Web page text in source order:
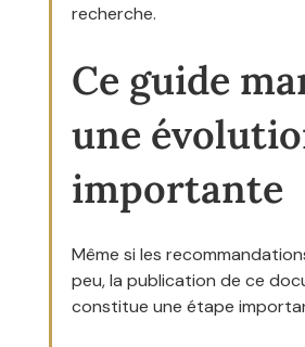
recherche.
Ce guide
une
importante
Même si les
peu, la publication de ce
constitue une étape